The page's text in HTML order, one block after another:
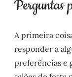
A primeira
responder a
preferências e